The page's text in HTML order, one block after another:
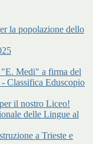
la popolazione dello
Medi" a firma del
Classifica Eduscopio
il nostro Liceo!
delle Lingue al
a Trieste e